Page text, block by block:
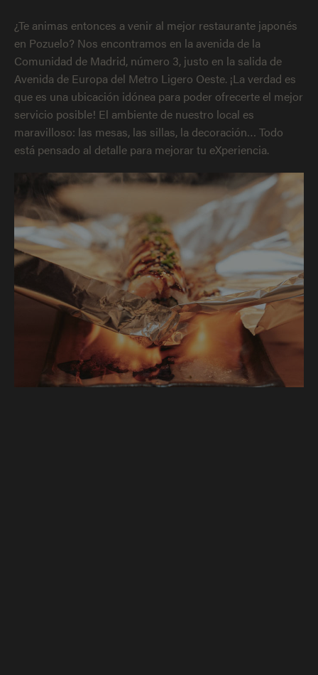
¿Te animas entonces a venir al mejor restaurante japonés
en Pozuelo? Nos encontramos en la avenida de la
Comunidad de Madrid, número 3, justo en la salida de
Avenida de Europa del Metro Ligero Oeste. ¡La verdad es
que es una ubicación idónea para poder ofrecerte el mejor
servicio posible! El ambiente de nuestro local es
maravilloso: las mesas, las sillas, la decoración… Todo
está pensado al detalle para mejorar tu eXperiencia.